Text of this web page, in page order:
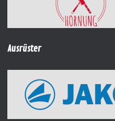
Ausrüster